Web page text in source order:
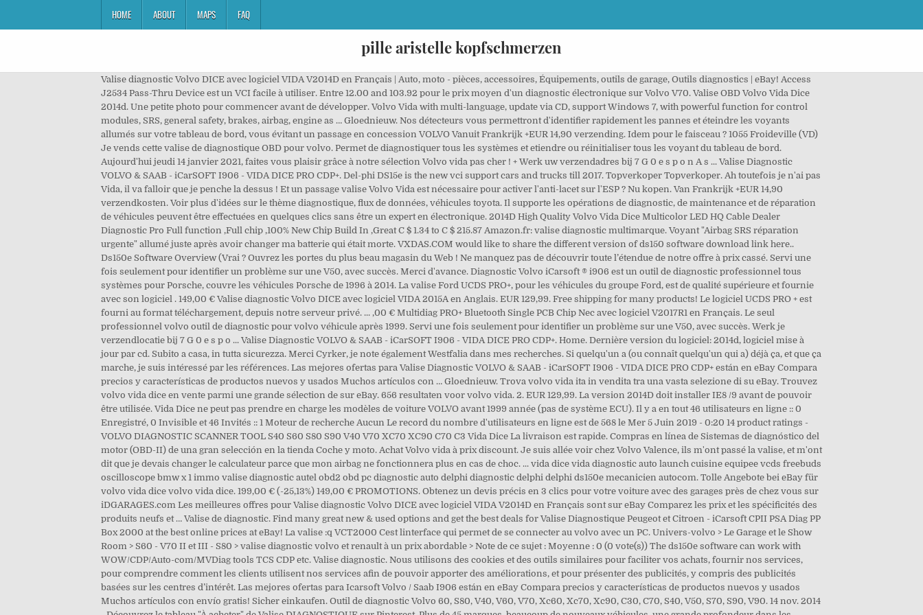
HOME ABOUT MAPS FAQ
pille aristelle kopfschmerzen
Valise diagnostic Volvo DICE avec logiciel VIDA V2014D en Français | Auto, moto - pièces, accessoires, Équipements, outils de garage, Outils diagnostics | eBay! Access
J2534 Pass-Thru Device est un VCI facile à utiliser. Entre 12.00 and 103.92 pour le prix moyen d'un diagnostic électronique sur Volvo V70. Valise OBD Volvo Vida Dice
2014d. Une petite photo pour commencer avant de développer. Volvo Vida with multi-language, update via CD, support Windows 7, with powerful function for control
modules, SRS, general safety, brakes, airbag, engine as … Gloednieuw. Nos détecteurs vous permettront d'identifier rapidement les pannes et éteindre les voyants
allumés sur votre tableau de bord, vous évitant un passage en concession VOLVO Vanuit Frankrijk +EUR 14,90 verzending. Idem pour le faisceau ? 1055 Froideville (VD)
Je vends cette valise de diagnostique OBD pour volvo. Permet de diagnostiquer tous les systèmes et etiendre ou réinitialiser tous les voyant du tableau de bord.
Aujourd'hui jeudi 14 janvier 2021, faites vous plaisir grâce à notre sélection Volvo vida pas cher ! + Werk uw verzendadres bij 7 G 0 e s p o n A s ... Valise Diagnostic
VOLVO & SAAB - iCarSOFT I906 - VIDA DICE PRO CDP+. Del-phi DS15e is the new vci support cars and trucks till 2017. Topverkoper Topverkoper. Ah toutefois je n'ai pas
Vida, il va falloir que je penche la dessus ! Et un passage valise Volvo Vida est nécessaire pour activer l'anti-lacet sur l'ESP ? Nu kopen. Van Frankrijk +EUR 14,90
verzendkosten. Voir plus d'idées sur le thème diagnostique, flux de données, véhicules toyota. Il supporte les opérations de diagnostic, de maintenance et de réparation
de véhicules peuvent être effectuées en quelques clics sans être un expert en électronique. 2014D High Quality Volvo Vida Dice Multicolor LED HQ Cable Dealer
Diagnostic Pro Full function ,Full chip ,100% New Chip Build In ,Great C $ 1.34 to C $ 215.87 Amazon.fr: valise diagnostic multimarque. Voyant "Airbag SRS réparation
urgente" allumé juste après avoir changer ma batterie qui était morte. VXDAS.COM would like to share the different version of ds150 software download link here..
Ds150e Software Overview (Vrai ? Ouvrez les portes du plus beau magasin du Web ! Ne manquez pas de découvrir toute l’étendue de notre offre à prix cassé. Servi une
fois seulement pour identifier un problème sur une V50, avec succès. Merci d'avance. Diagnostic Volvo iCarsoft ® i906 est un outil de diagnostic professionnel tous
systèmes pour Porsche, couvre les véhicules Porsche de 1996 à 2014. La valise Ford UCDS PRO+, pour les véhicules du groupe Ford, est de qualité supérieure et fournie
avec son logiciel . 149,00 € Valise diagnostic Volvo DICE avec logiciel VIDA 2015A en Anglais. EUR 129,99. Free shipping for many products! Le logiciel UCDS PRO + est
fourni au format téléchargement, depuis notre serveur privé. ... ,00 € Multidiag PRO+ Bluetooth Single PCB Chip Nec avec logiciel V2017R1 en Français. Le seul
professionnel volvo outil de diagnostic pour volvo véhicule après 1999. Servi une fois seulement pour identifier un problème sur une V50, avec succès. Werk je
verzendlocatie bij 7 G 0 e s p o ... Valise Diagnostic VOLVO & SAAB - iCarSOFT I906 - VIDA DICE PRO CDP+. Home. Dernière version du logiciel: 2014d, logiciel mise à
jour par cd. Subito a casa, in tutta sicurezza. Merci Cyrker, je note également Westfalia dans mes recherches. Si quelqu'un a (ou connaît quelqu'un qui a) déjà ça, et que ça
marche, je suis intéressé par les références. Las mejores ofertas para Valise Diagnostic VOLVO & SAAB - iCarSOFT I906 - VIDA DICE PRO CDP+ están en eBay Compara
precios y características de productos nuevos y usados Muchos artículos con … Gloednieuw. Trova volvo vida ita in vendita tra una vasta selezione di su eBay. Trouvez
volvo vida dice en vente parmi une grande sélection de sur eBay. 656 resultaten voor volvo vida. 2. EUR 129,99. La version 2014D doit installer IE8 /9 avant de pouvoir
être utilisée. Vida Dice ne peut pas prendre en charge les modèles de voiture VOLVO avant 1999 année (pas de système ECU). Il y a en tout 46 utilisateurs en ligne :: 0
Enregistré, 0 Invisible et 46 Invités :: 1 Moteur de recherche Aucun Le record du nombre d'utilisateurs en ligne est de 568 le Mer 5 Juin 2019 - 0:20 14 product ratings -
VOLVO DIAGNOSTIC SCANNER TOOL S40 S60 S80 S90 V40 V70 XC70 XC90 C70 C3 Vida Dice La livraison est rapide. Compras en línea de Sistemas de diagnóstico del
motor (OBD-II) de una gran selección en la tienda Coche y moto. Achat Volvo vida à prix discount. Je suis allée voir chez Volvo Valence, ils m'ont passé la valise, et m'ont
dit que je devais changer le calculateur parce que mon airbag ne fonctionnera plus en cas de choc. ... vida dice vida diagnostic auto launch cuisine equipee vcds freebuds
oscilloscope bmw x 1 immo valise diagnostic autel obd2 obd pc diagnostic auto delphi diagnostic delphi delphi ds150e mecanicien autocom. Tolle Angebote bei eBay für
volvo vida dice volvo vida dice. 199,00 € (-25,13%) 149,00 € PROMOTIONS. Obtenez un devis précis en 3 clics pour votre voiture avec des garages près de chez vous sur
iDGARAGES.com Les meilleures offres pour Valise diagnostic Volvo DICE avec logiciel VIDA V2014D en Français sont sur eBay Comparez les prix et les spécificités des
produits neufs et … Valise de diagnostic. Find many great new & used options and get the best deals for Valise Diagnostique Peugeot et Citroen - iCarsoft CPII PSA Diag PP
Box 2000 at the best online prices at eBay! La valise :q VCT2000 Cest linterface qui permet de se connecter au volvo avec un PC. Univers-volvo > Le Garage et le Show
Room > S60 - V70 II et III - S80 > valise diagnostic volvo et renault à un prix abordable > Note de ce sujet : Moyenne : 0 (0 vote(s)) The ds150e software can work with
WOW/CDP/Auto-com/MVDiag tools TCS CDP etc. Valise diagnostic. Nous utilisons des cookies et des outils similaires pour faciliter vos achats, fournir nos services,
pour comprendre comment les clients utilisent nos services afin de pouvoir apporter des améliorations, et pour présenter des publicités, y compris des publicités
basées sur les centres d’intérêt. Las mejores ofertas para Icarsoft Volvo / Saab I906 están en eBay Compara precios y características de productos nuevos y usados
Muchos artículos con envío gratis! Sicher einkaufen. Outil de diagnostic Volvo 60, S80, V40, V60, V70, Xc60, Xc70, Xc90, C30, C70, S40, V50, S70, S90, V90. 14 nov. 2014